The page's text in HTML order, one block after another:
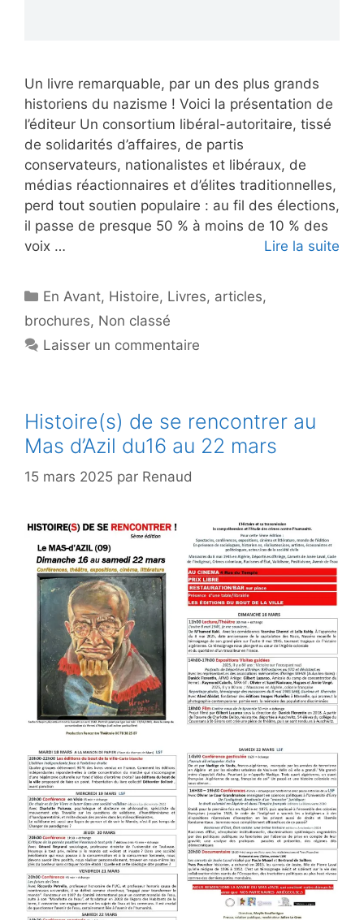
Un livre remarquable, par un des plus grands
historiens du nazisme ! Voici la présentation de
l’éditeur Un consortium libéral-autoritaire, tissé
de solidarités d’affaires, de partis
conservateurs, nationalistes et libéraux, de
médias réactionnaires et d’élites traditionnelles,
perd tout soutien populaire : au fil des élections,
il passe de presque 50 % à moins de 10 % des
voix …
Lire la suite
Catégories
En Avant, Histoire, Livres, articles,
brochures, Non classé
Laisser un commentaire
Histoire(s) de se rencontrer au
Mas d’Azil du16 au 22 mars
15 mars 2025 par Renaud